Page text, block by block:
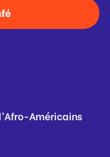
Américains